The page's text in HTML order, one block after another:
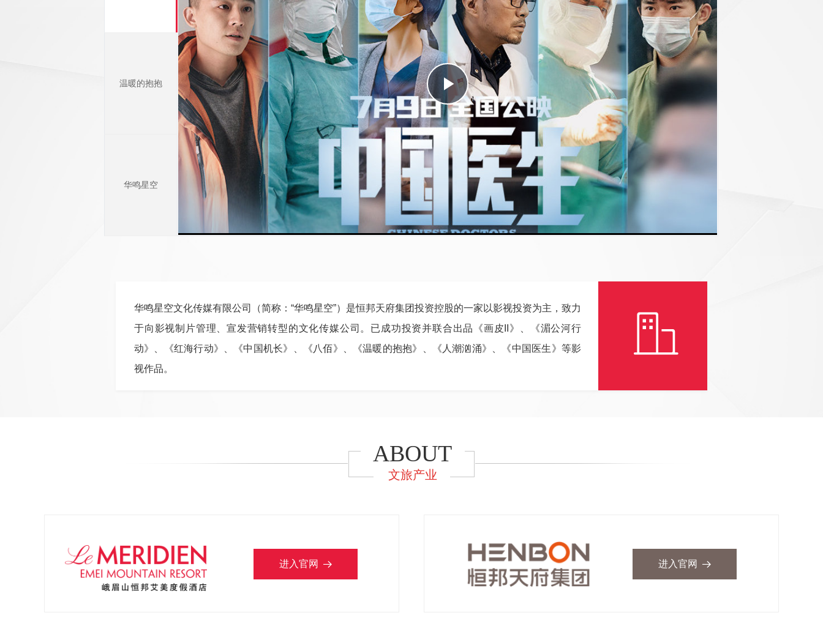
华鸣星空文化传媒有限公司（简称：“华鸣星空”）是恒邦天府集团投资控股的一家以影视投资为主，致力
于向影视制片管理、宣发营销转型的文化传媒公司。已成功投资并联合出品《画皮II》、《湄公河行
动》、《红海行动》、《中国机长》、《八佰》、《温暖的抱抱》、《人潮汹涌》、《中国医生》等影
视作品。
ꀶ
温暖的抱抱
华鸣星空
Play
Video
进入官网 뀠
进入官网 뀠
ABOUT
文旅产业